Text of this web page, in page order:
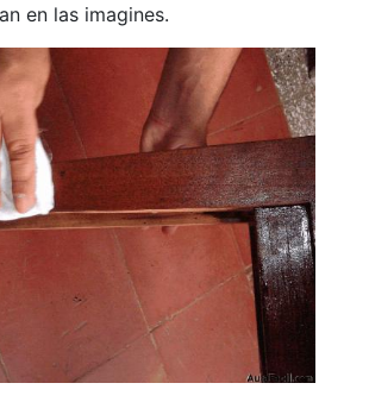
en las imagines.